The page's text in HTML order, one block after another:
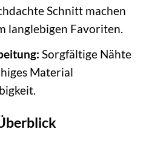
Schnitt machen
langlebigen Favoriten.
Sorgfältige Nähte
Material